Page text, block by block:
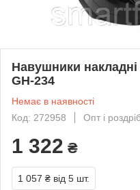
Навушники
GH-234
Немає в наявності
Код: 272958
Опт і
1 322 ₴
1 057 ₴ від 5 шт.